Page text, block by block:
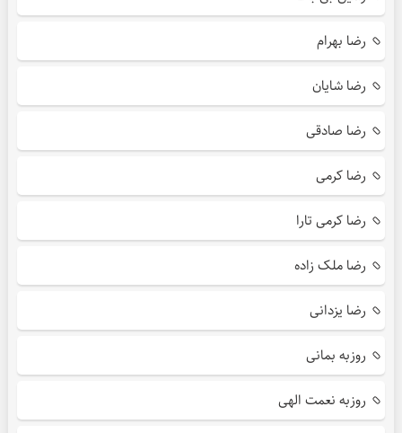
رضا بهرام
رضا شایان
رضا صادقی
رضا کرمی
رضا کرمی تارا
رضا ملک زاده
رضا یزدانی
روزبه بمانی
روزبه نعمت الهی